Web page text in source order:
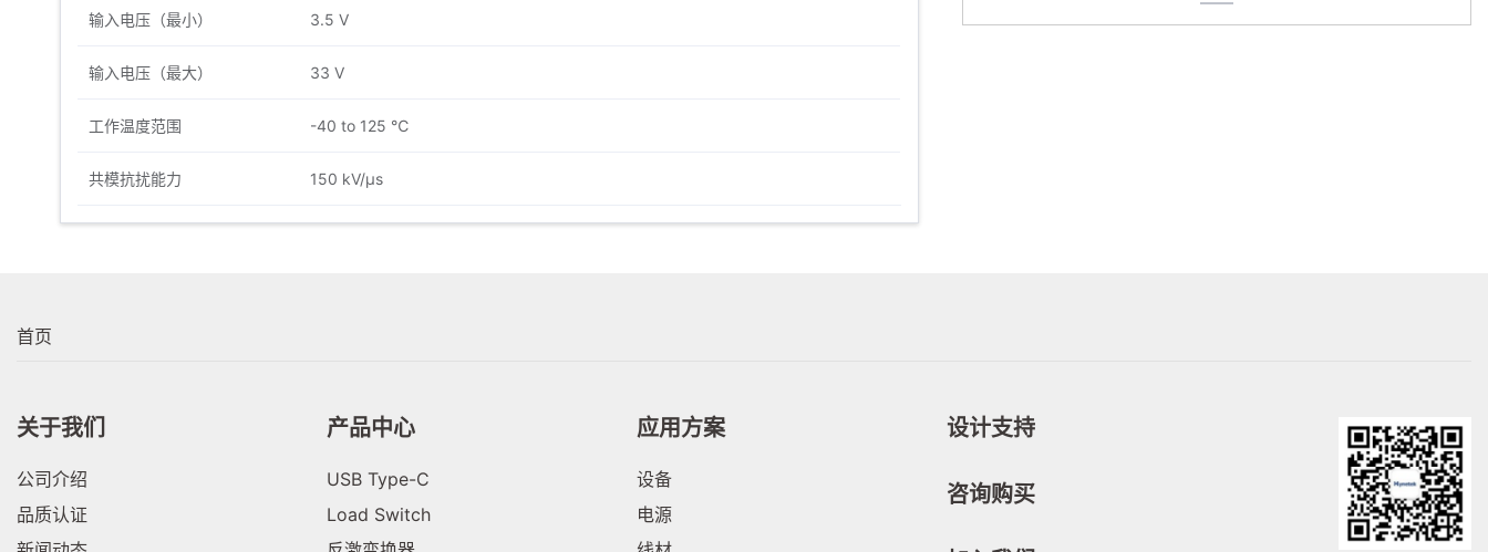
输入电压（最小） 3.5 V
输入电压（最大） 33 V
工作温度范围 -40 to 125 ℃
共模抗扰能力 150 kV/μs
首页
关于我们
公司介绍
品质认证
产品中心
USB Type-C
Load Switch
应用方案
设备
电源
设计支持
咨询购买